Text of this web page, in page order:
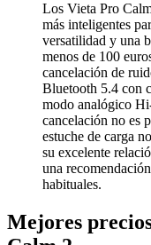
Los Vieta Pro
más inteligentes
versatilidad y una
menos de 100
cancelación de
Bluetooth 5.4 con
modo analógico
cancelación no es
estuche de carga
su excelente
una
habituales.
Mejores